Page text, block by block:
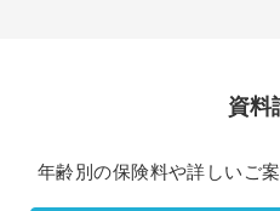
資料
年齢別の保険料や詳しいご